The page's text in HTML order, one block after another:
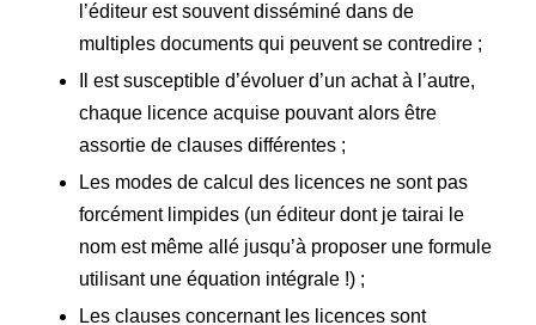
l’éditeur est souvent disséminé dans de
multiples documents qui peuvent se contredire ;
Il est susceptible d’évoluer d’un achat à l’autre,
chaque licence acquise pouvant alors être
assortie de clauses différentes ;
Les modes de calcul des licences ne sont pas
forcément limpides (un éditeur dont je tairai le
nom est même allé jusqu’à proposer une formule
utilisant une équation intégrale !) ;
Les clauses concernant les licences sont